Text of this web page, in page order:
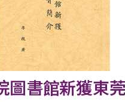
圖書館新獲東